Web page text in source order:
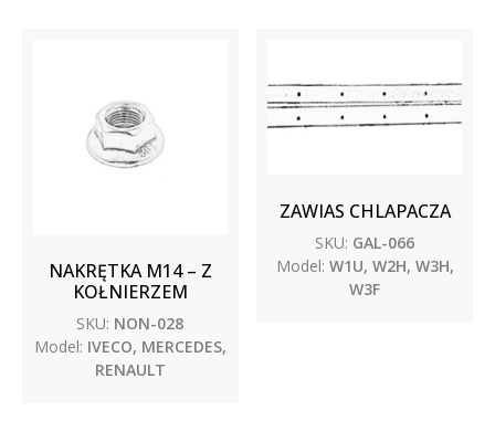
NAKRĘTKA M14 – Z
KOŁNIERZEM
SKU: NON-028
Model: IVECO, MERCEDES,
RENAULT
ZAWIAS CHLAPACZA
SKU: GAL-066
Model: W1U, W2H, W3H,
W3F